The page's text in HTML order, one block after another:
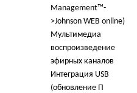
Management™-
>Johnson WEB online)
Мультимедиа
воспроизведение
эфирных каналов
Интеграция USB
(обновление П